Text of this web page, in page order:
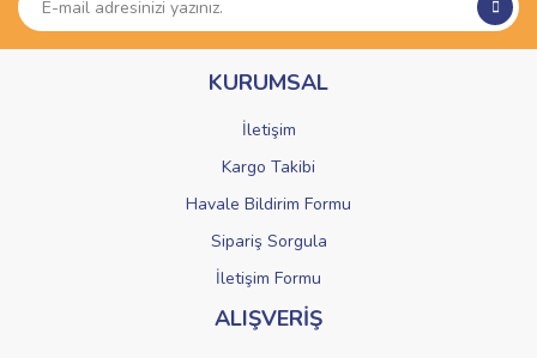
Ürün açıklamasında eksik bilgiler bulunuyor.
Ürün bilgilerinde hatalar bulunuyor.
Ürün fiyatı diğer sitelerden daha pahalı.
Gönder
KURUMSAL
İletişim
Kargo Takibi
Havale Bildirim Formu
Sipariş Sorgula
İletişim Formu
ALIŞVERİŞ